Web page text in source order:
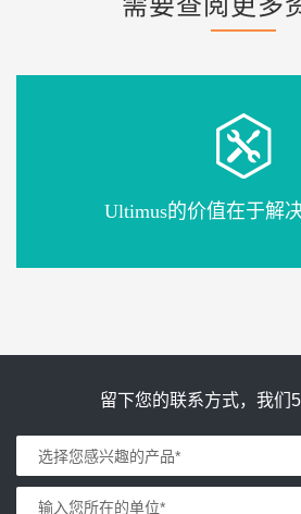
Ultimus的价值在于解
留下您的联系方式，我们